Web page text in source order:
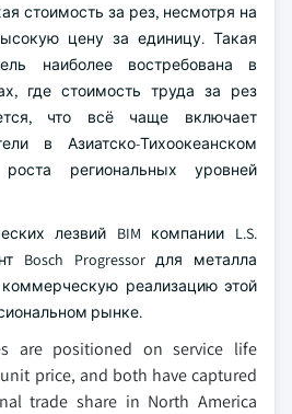
стоимость за рез, несмотря на
цену за единицу. Такая
наиболее востребована в
где стоимость труда за рез
что всё чаще включает
в Азиатско-Тихоокеанском
региональных уровней
лезвий BIM компании L.S.
Bosch Progressor для металла
реализацию этой
рынке.
are positioned on service life
price, and both have captured
trade share in North America